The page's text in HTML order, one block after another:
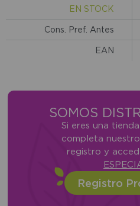
EN STOCK
Cons. Pref. Antes
EAN
SOMOS
Si eres una
completa
registro y
Registro